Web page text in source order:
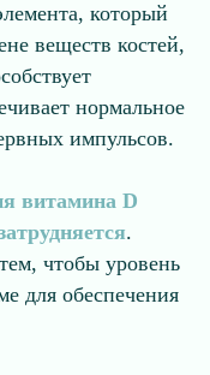
который
веществ костей,
нормальное
импульсов.
витамина D
.
чтобы уровень
для обеспечения